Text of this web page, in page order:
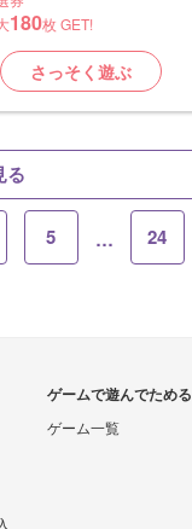
180枚 GET!
さっそく遊ぶ
る
5 … 24
ゲームで遊んでためる
ゲーム一覧